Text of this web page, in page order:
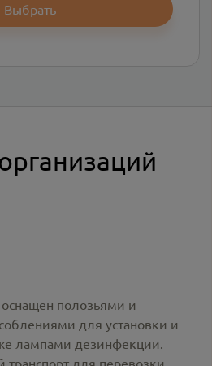
Выбрать
полозьями и
для установки и
лампами дезинфекции.
для перевозки